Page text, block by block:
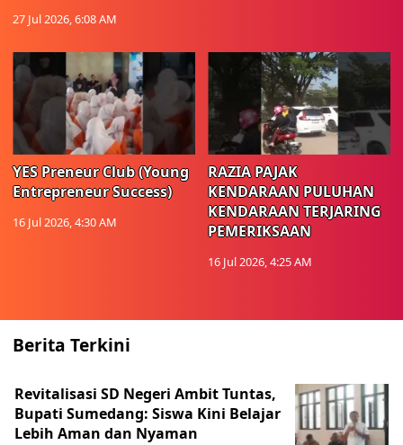
27 Jul 2026, 6:08 AM
YES Preneur Club (Young
Entrepreneur Success)
16 Jul 2026, 4:30 AM
RAZIA PAJAK
KENDARAAN PULUHAN
KENDARAAN TERJARING
PEMERIKSAAN
16 Jul 2026, 4:25 AM
Berita Terkini
Revitalisasi SD Negeri Ambit Tuntas,
Bupati Sumedang: Siswa Kini Belajar
Lebih Aman dan Nyaman